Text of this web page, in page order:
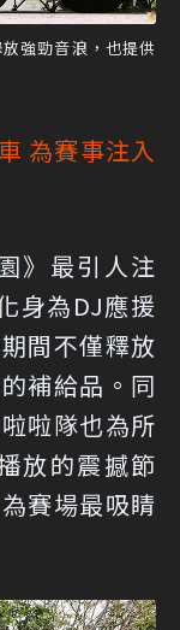
強勁音浪，也提供
為賽事注入
》最引人注
身為DJ應援
間不僅釋放
補給品。同
啦隊也為所
放的震撼節
賽場最吸睛